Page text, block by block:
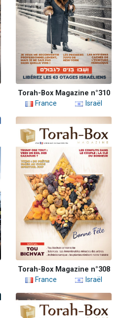
Torah-Box Magazine n°310
France
Israël
Torah-Box Magazine n°308
France
Israël